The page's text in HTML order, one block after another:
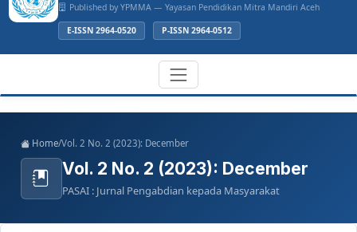
Published by YPMMA — Yayasan Pendidikan Mitra Mandiri Aceh
E-ISSN 2964-0520 P-ISSN 2964-0512
Toggle
navigation
Home/Vol. 2 No. 2 (2023): December
Vol. 2 No. 2 (2023): December
PASAI : Jurnal Pengabdian kepada Masyarakat